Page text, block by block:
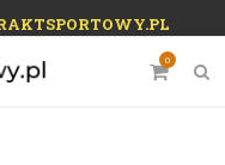
0